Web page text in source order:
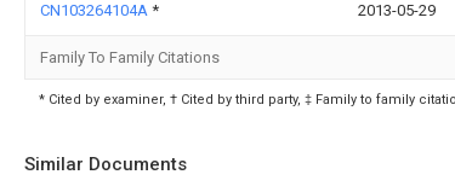
CN103264104A * 2013-05-29
Family To Family Citations
* Cited by examiner, † Cited by third party, ‡ Family to family
Similar Documents